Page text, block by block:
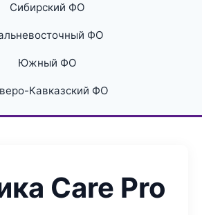
Сибирский ФО
ФО
Южный ФО
Кавказский ФО
Care Pro